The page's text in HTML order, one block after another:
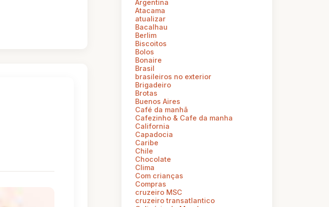
Argentina
Atacama
atualizar
Bacalhau
Berlim
Biscoitos
Bolos
Bonaire
Brasil
brasileiros no exterior
Brigadeiro
Brotas
Buenos Aires
Café da manhã
Cafezinho & Cafe da manha
California
Capadocia
Caribe
Chile
Chocolate
Clima
Com crianças
Compras
cruzeiro MSC
cruzeiro transatlantico